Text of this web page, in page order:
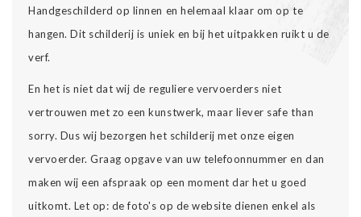
Handgeschilderd op linnen en helemaal klaar om op te
hangen. Dit schilderij is uniek en bij het uitpakken ruikt u de
verf.
En het is niet dat wij de reguliere vervoerders niet
vertrouwen met zo een kunstwerk, maar liever safe than
sorry. Dus wij bezorgen het schilderij met onze eigen
vervoerder. Graag opgave van uw telefoonnummer en dan
maken wij een afspraak op een moment dar het u goed
uitkomt. Let op: de foto's op de website dienen enkel als